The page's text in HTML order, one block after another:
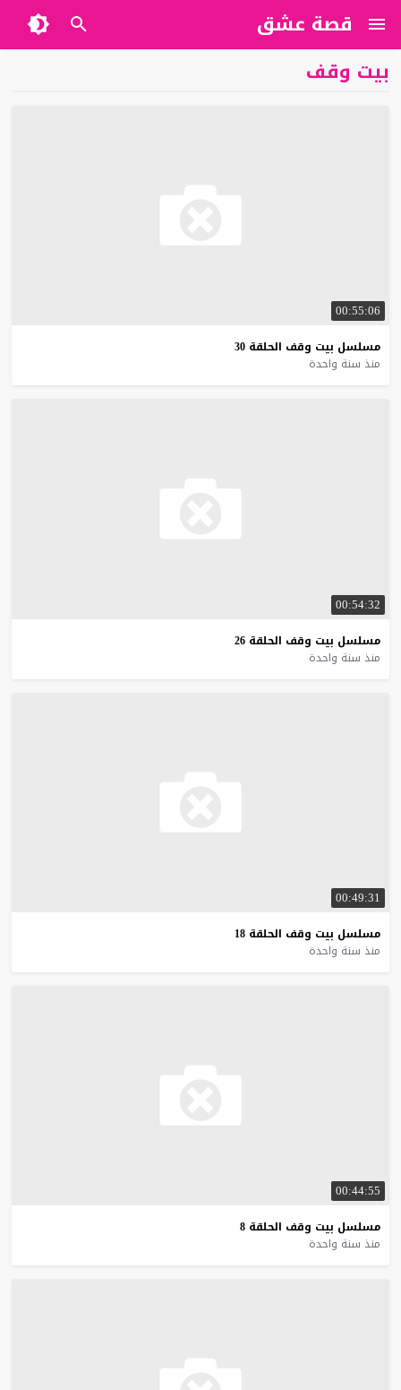
قصة عشق
بيت وقف
00:55:06
مسلسل بيت وقف الحلقة 30
منذ سنة واحدة
00:54:32
مسلسل بيت وقف الحلقة 26
منذ سنة واحدة
00:49:31
مسلسل بيت وقف الحلقة 18
منذ سنة واحدة
00:44:55
مسلسل بيت وقف الحلقة 8
منذ سنة واحدة